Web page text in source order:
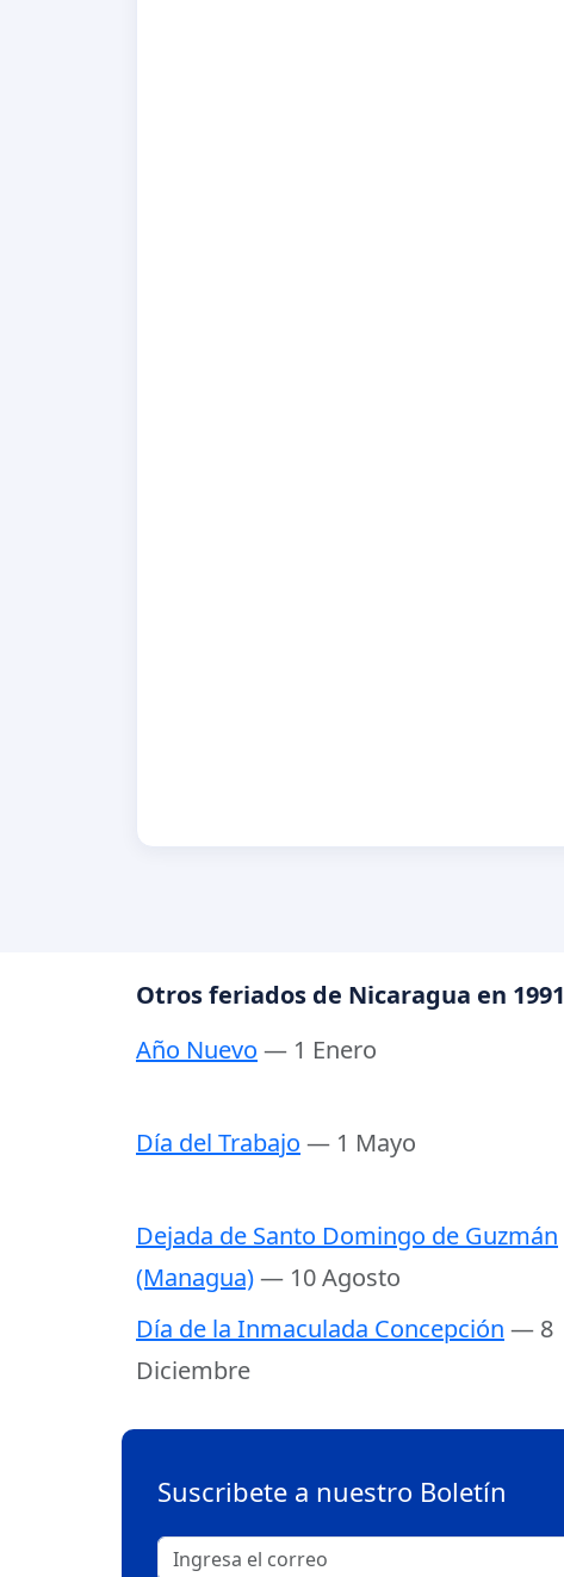
Otros feriados de Nicaragua en 1991
Año Nuevo — 1 Enero
Día del Trabajo — 1 Mayo
Dejada de Santo Domingo de Guzmán
(Managua)— 10 Agosto
Día de la Inmaculada Concepción — 8
Diciembre
Suscribete a nuestro Boletín